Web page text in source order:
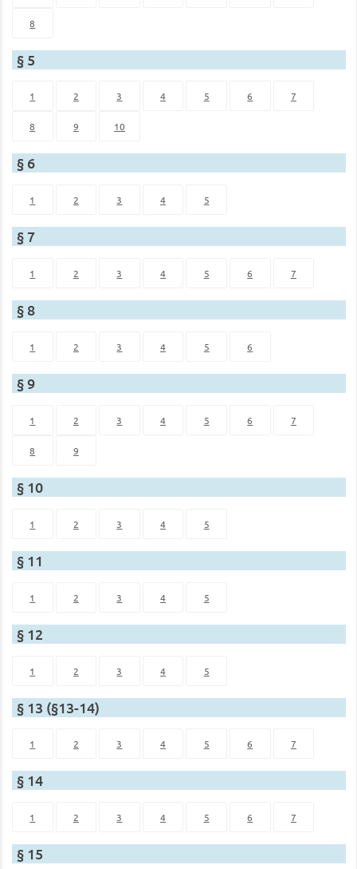
8
§ 5
1 2 3 4 5 6 7
8 9 10
§ 6
1 2 3 4 5
§ 7
1 2 3 4 5 6 7
§ 8
1 2 3 4 5 6
§ 9
1 2 3 4 5 6 7
8 9
§ 10
1 2 3 4 5
§ 11
1 2 3 4 5
§ 12
1 2 3 4 5
§ 13 (§13-14)
1 2 3 4 5 6 7
§ 14
1 2 3 4 5 6 7
§ 15